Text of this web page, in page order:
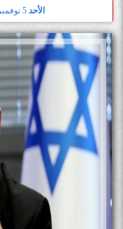
الأحد 5 نوفمبر 2023